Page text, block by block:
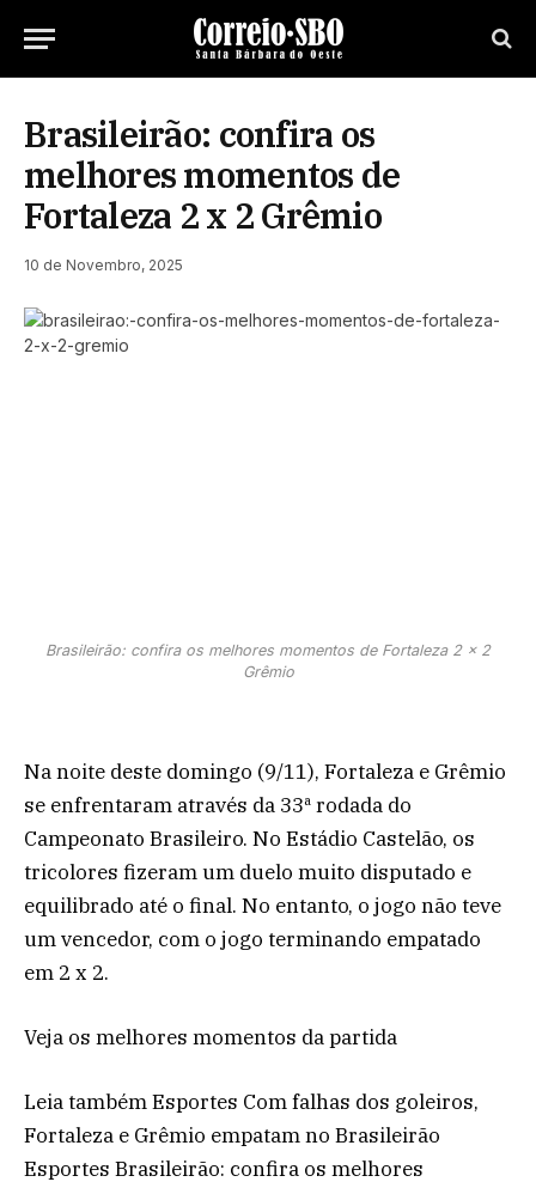
Brasileirão: confira os
melhores momentos de
Fortaleza 2 x 2 Grêmio
10 de Novembro, 2025
Brasileirão: confira os melhores momentos de Fortaleza 2 x 2
Grêmio
Na noite deste domingo (9/11), Fortaleza e Grêmio
se enfrentaram através da 33ª rodada do
Campeonato Brasileiro. No Estádio Castelão, os
tricolores fizeram um duelo muito disputado e
equilibrado até o final. No entanto, o jogo não teve
um vencedor, com o jogo terminando empatado
em 2 x 2.
Veja os melhores momentos da partida
Leia também Esportes Com falhas dos goleiros,
Fortaleza e Grêmio empatam no Brasileirão
Esportes Brasileirão: confira os melhores